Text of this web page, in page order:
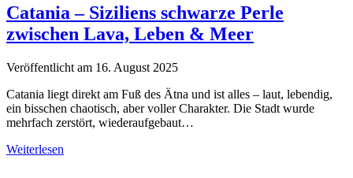
Catania – Siziliens schwarze Perle
zwischen Lava, Leben & Meer
Veröffentlicht am 16. August 2025
Catania liegt direkt am Fuß des Ätna und ist alles – laut, lebendig,
ein bisschen chaotisch, aber voller Charakter. Die Stadt wurde
mehrfach zerstört, wiederaufgebaut…
Weiterlesen